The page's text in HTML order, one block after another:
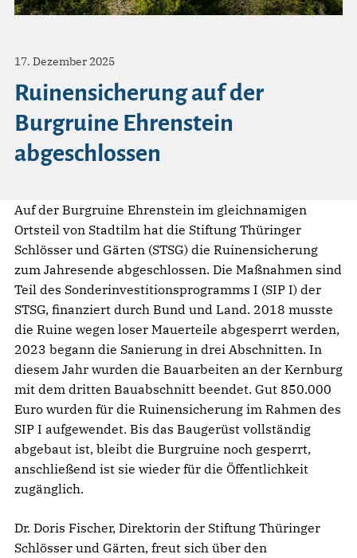
17. Dezember 2025
Ruinensicherung auf der
Burgruine Ehrenstein
abgeschlossen
Auf der Burgruine Ehrenstein im gleichnamigen
Ortsteil von Stadtilm hat die Stiftung Thüringer
Schlösser und Gärten (STSG) die Ruinensicherung
zum Jahresende abgeschlossen. Die Maßnahmen sind
Teil des Sonderinvestitionsprogramms I (SIP I) der
STSG, finanziert durch Bund und Land. 2018 musste
die Ruine wegen loser Mauerteile abgesperrt werden,
2023 begann die Sanierung in drei Abschnitten. In
diesem Jahr wurden die Bauarbeiten an der Kernburg
mit dem dritten Bauabschnitt beendet. Gut 850.000
Euro wurden für die Ruinensicherung im Rahmen des
SIP I aufgewendet. Bis das Baugerüst vollständig
abgebaut ist, bleibt die Burgruine noch gesperrt,
anschließend ist sie wieder für die Öffentlichkeit
zugänglich.
Dr. Doris Fischer, Direktorin der Stiftung Thüringer
Schlösser und Gärten, freut sich über den